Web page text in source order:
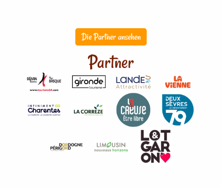
Die Partner ansehen
Partner